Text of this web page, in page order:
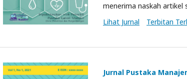
menerima naskah artikel
Lihat Jurnal
Terbitan
Jurnal Pustaka